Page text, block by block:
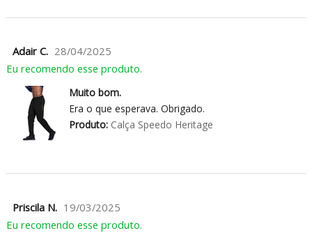
Adair C. 28/04/2025
Eu recomendo esse produto.
Muito bom.
Era o que esperava. Obrigado.
Produto:Calça Speedo Heritage
Priscila N. 19/03/2025
Eu recomendo esse produto.